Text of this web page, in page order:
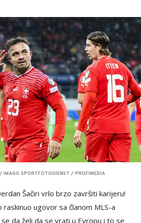
SPORTFOTODIENST / PROFIMEDIA
Šačiri vrlo brzo završiti karijeru!
ugovor sa članom MLS-a
se da želi da se vrati u Evropu i to se